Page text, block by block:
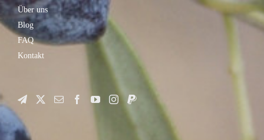
Über uns
Blog
FAQ
Kontakt